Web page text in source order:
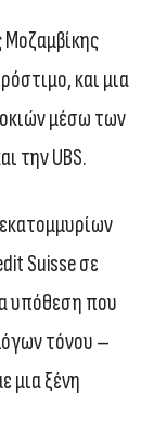
Μοζαμβίκης
και μια
μέσω των
την UBS.
Suisse σε
υπόθεση που
τόνου –
μια ξένη